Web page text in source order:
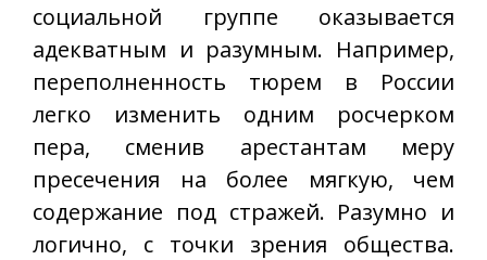
социальной группе оказывается
адекватным и разумным. Например,
переполненность тюрем в России
легко изменить одним росчерком
пера, сменив арестантам меру
пресечения на более мягкую, чем
содержание под стражей. Разумно и
логично, с точки зрения общества.